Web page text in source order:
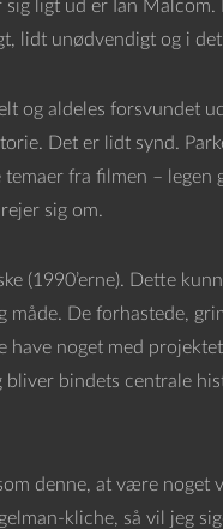
ligt ud er Ian
lidt unødvendigt og i
og aldeles forsvundet
Det er lidt synd.
fra filmen – legen
sig om.
(1990’erne). Dette
De forhastede,
have noget med
bindets centrale
denne, at være
kliche, så vil jeg